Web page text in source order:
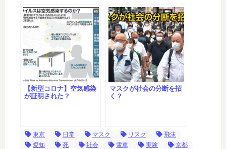
【新型コロナ】空気感染
が証明された？
マスクが社会の分断を招
く？
東京 日常 マスク リスク
飛沫
愛知
死 社会 電車 実験
京都